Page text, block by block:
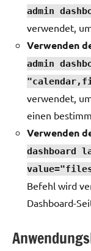
admin
verwendet,
Verwenden
admin
verwendet,
einen
Verwenden
dashboard
Befehl wird
Dashboard-